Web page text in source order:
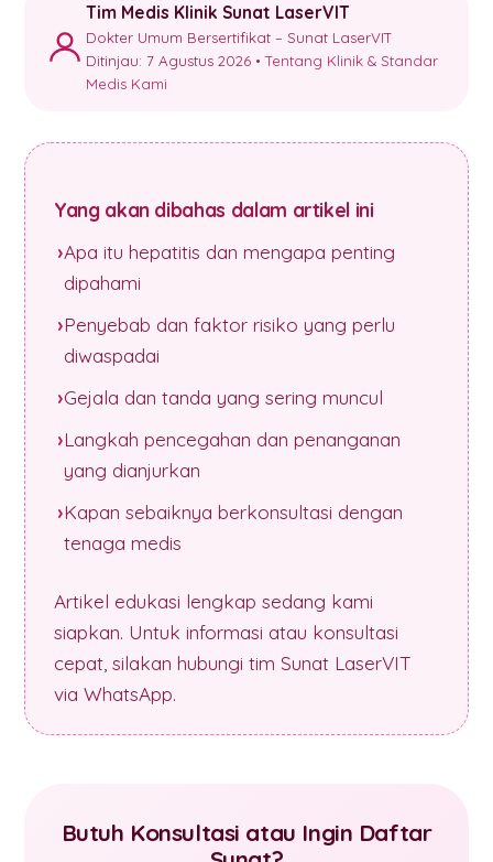
Tim Medis Klinik Sunat LaserVIT
Dokter Umum Bersertifikat – Sunat LaserVIT
Ditinjau: 7 Agustus 2026 •Tentang Klinik & Standar
Medis Kami
Yang akan dibahas dalam artikel ini
Apa itu hepatitis dan mengapa penting
dipahami
Penyebab dan faktor risiko yang perlu
diwaspadai
Gejala dan tanda yang sering muncul
Langkah pencegahan dan penanganan
yang dianjurkan
Kapan sebaiknya berkonsultasi dengan
tenaga medis
Artikel edukasi lengkap sedang kami
siapkan. Untuk informasi atau konsultasi
cepat, silakan hubungi tim Sunat LaserVIT
via WhatsApp.
Butuh Konsultasi atau Ingin Daftar